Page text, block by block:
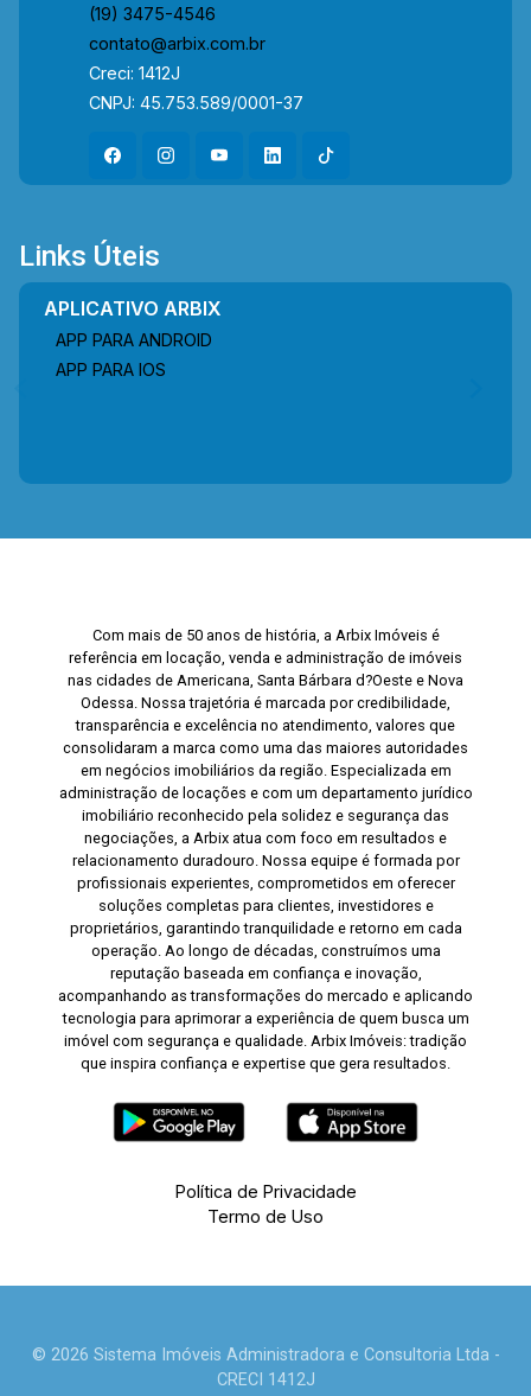
(19) 3475-4546
contato@arbix.com.br
Creci: 1412J
CNPJ: 45.753.589/0001-37
Links Úteis
APLICATIVO ARBIX
APP PARA ANDROID
APP PARA IOS
Com mais de 50 anos de história, a Arbix Imóveis é
referência em locação, venda e administração de imóveis
nas cidades de Americana, Santa Bárbara d?Oeste e Nova
Odessa. Nossa trajetória é marcada por credibilidade,
transparência e excelência no atendimento, valores que
consolidaram a marca como uma das maiores autoridades
em negócios imobiliários da região. Especializada em
administração de locações e com um departamento jurídico
imobiliário reconhecido pela solidez e segurança das
negociações, a Arbix atua com foco em resultados e
relacionamento duradouro. Nossa equipe é formada por
profissionais experientes, comprometidos em oferecer
soluções completas para clientes, investidores e
proprietários, garantindo tranquilidade e retorno em cada
operação. Ao longo de décadas, construímos uma
reputação baseada em confiança e inovação,
acompanhando as transformações do mercado e aplicando
tecnologia para aprimorar a experiência de quem busca um
imóvel com segurança e qualidade. Arbix Imóveis: tradição
que inspira confiança e expertise que gera resultados.
Política de Privacidade
Termo de Uso
© 2026 Sistema Imóveis Administradora e Consultoria Ltda -
CRECI 1412J